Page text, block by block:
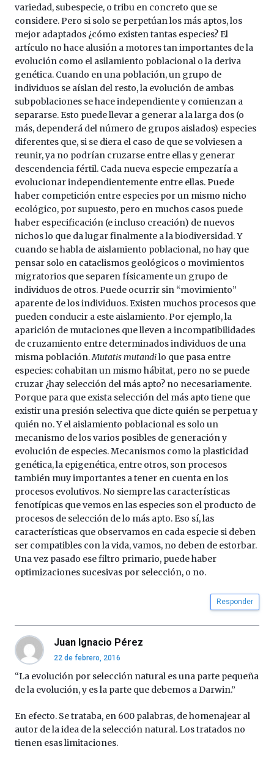
variedad, subespecie, o tribu en concreto que se
considere. Pero si solo se perpetúan los más aptos, los
mejor adaptados ¿cómo existen tantas especies? El
artículo no hace alusión a motores tan importantes de la
evolución como el asilamiento poblacional o la deriva
genética. Cuando en una población, un grupo de
individuos se aíslan del resto, la evolución de ambas
subpoblaciones se hace independiente y comienzan a
separarse. Esto puede llevar a generar a la larga dos (o
más, dependerá del número de grupos aislados) especies
diferentes que, si se diera el caso de que se volviesen a
reunir, ya no podrían cruzarse entre ellas y generar
descendencia fértil. Cada nueva especie empezaría a
evolucionar independientemente entre ellas. Puede
haber competición entre especies por un mismo nicho
ecológico, por supuesto, pero en muchos casos puede
haber especificación (e incluso creación) de nuevos
nichos lo que da lugar finalmente a la biodiversidad. Y
cuando se habla de aislamiento poblacional, no hay que
pensar solo en cataclismos geológicos o movimientos
migratorios que separen físicamente un grupo de
individuos de otros. Puede ocurrir sin “movimiento”
aparente de los individuos. Existen muchos procesos que
pueden conducir a este aislamiento. Por ejemplo, la
aparición de mutaciones que lleven a incompatibilidades
de cruzamiento entre determinados individuos de una
misma población. Mutatis mutandilo que pasa entre
especies: cohabitan un mismo hábitat, pero no se puede
cruzar ¿hay selección del más apto? no necesariamente.
Porque para que exista selección del más apto tiene que
existir una presión selectiva que dicte quién se perpetua y
quién no. Y el aislamiento poblacional es solo un
mecanismo de los varios posibles de generación y
evolución de especies. Mecanismos como la plasticidad
genética, la epigenética, entre otros, son procesos
también muy importantes a tener en cuenta en los
procesos evolutivos. No siempre las características
fenotípicas que vemos en las especies son el producto de
procesos de selección de lo más apto. Eso sí, las
características que observamos en cada especie si deben
ser compatibles con la vida, vamos, no deben de estorbar.
Una vez pasado ese filtro primario, puede haber
optimizaciones sucesivas por selección, o no.
Responder
Juan Ignacio Pérez
22 de febrero, 2016
“La evolución por selección natural es una parte pequeña
de la evolución, y es la parte que debemos a Darwin.”
En efecto. Se trataba, en 600 palabras, de homenajear al
autor de la idea de la selección natural. Los tratados no
tienen esas limitaciones.